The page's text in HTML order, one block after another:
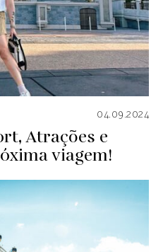
04.09.2024
Atrações e
viagem!